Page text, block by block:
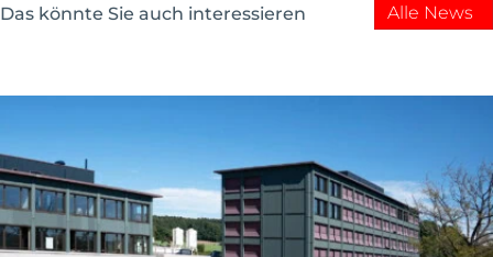
Das könnte Sie auch interessieren Alle News